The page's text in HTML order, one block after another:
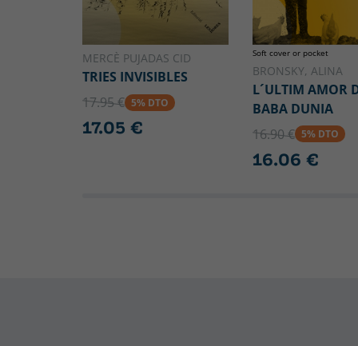
MERCÈ PUJADAS CID
TRIES INVISIBLES
17.95 € 5% DTO
17.05 €
Soft cover or pocket
BRONSKY, ALINA
L´ULTIM AMOR
BABA DUNIA
16.90 € 5% DTO
16.06 €